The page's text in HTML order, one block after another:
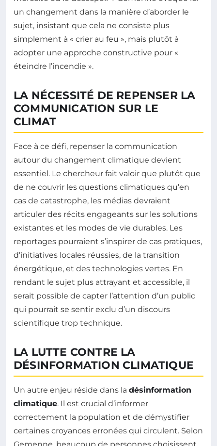
un changement dans la manière d’aborder le
sujet, insistant que cela ne consiste plus
simplement à « crier au feu », mais plutôt à
adopter une approche constructive pour «
éteindre l’incendie ».
LA NÉCESSITÉ DE REPENSER LA
COMMUNICATION SUR LE
CLIMAT
Face à ce défi, repenser la communication
autour du changement climatique devient
essentiel. Le chercheur fait valoir que plutôt que
de ne couvrir les questions climatiques qu’en
cas de catastrophe, les médias devraient
articuler des récits engageants sur les solutions
existantes et les modes de vie durables. Les
reportages pourraient s’inspirer de cas pratiques,
d’initiatives locales réussies, de la transition
énergétique, et des technologies vertes. En
rendant le sujet plus attrayant et accessible, il
serait possible de capter l’attention d’un public
qui pourrait se sentir exclu d’un discours
scientifique trop technique.
LA LUTTE CONTRE LA
DÉSINFORMATION CLIMATIQUE
Un autre enjeu réside dans la désinformation
climatique. Il est crucial d’informer
correctement la population et de démystifier
certaines croyances erronées qui circulent. Selon
Gemenne, beaucoup de personnes choisissent